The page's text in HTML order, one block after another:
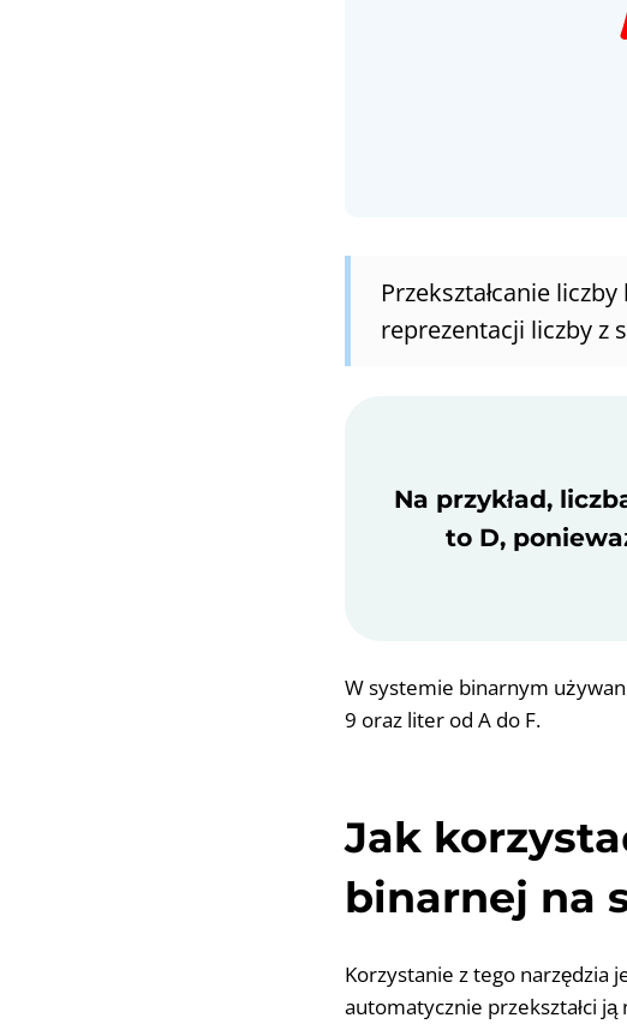
Przekształcanie
reprezentacji liczby z
Na przykład,
to D,
W systemie binarnym
9 oraz liter od A do F.
Jak
binarnej na
Korzystanie z tego narzędzia
automatycznie przekształci